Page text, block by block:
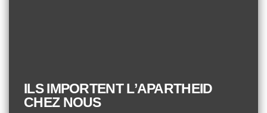
ILS IMPORTENT L’APARTHEID
CHEZ NOUS